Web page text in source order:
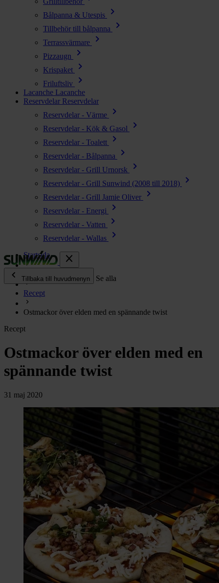
Bålpanna & Utespis chevron_right
Tillbehör till bålpanna chevron_right
Terrassvärmare chevron_right
Pizzaugn chevron_right
Krispaket chevron_right
Friluftsliv chevron_right
Lacanche Lacanche
Reservdelar Reservdelar
Reservdelar - Värme
chevron_right
Reservdelar - Kök & Gasol chevron_right
Reservdelar - Toalett chevron_right
Reservdelar - Bålpanna chevron_right
Reservdelar - Grill Urnorsk chevron_right
Reservdelar - Grill Sunwind (2008 till 2018) chevron_right
Reservdelar - Grill Jamie Oliver chevron_right
Reservdelar - Energi chevron_right
Reservdelar - Vatten chevron_right
Reservdelar - Wallas
chevron_right
close
chevron_left
Tillbaka till huvudmenyn Se alla
Energi
chevron_right
Vatten chevron_right
Toalett
chevron_right
Lacanche
Reservdelar chevron_right
Startsida
Recept
Ostmackor över elden med en spännande twist
Recept
Ostmackor över elden med en
spännande twist
31 maj 2020